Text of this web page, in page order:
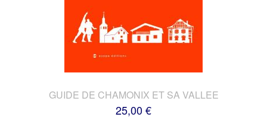
GUIDE DE CHAMONIX ET SA VALLEE
25,00 €